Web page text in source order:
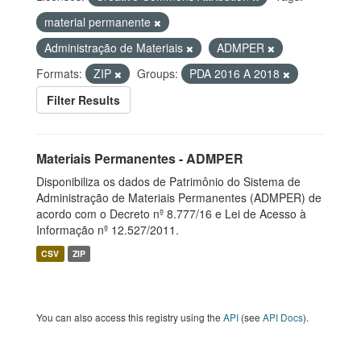
material permanente
Administração de Materiais
ADMPER
Formats:
ZIP Groups:
PDA 2016 A 2018
Filter Results
Materiais Permanentes - ADMPER
Disponibiliza os dados de Patrimônio do Sistema de
Administração de Materiais Permanentes (ADMPER) de
acordo com o Decreto nº 8.777/16 e Lei de Acesso à
Informação nº 12.527/2011.
CSV ZIP
You can also access this registry using the API (see API Docs).